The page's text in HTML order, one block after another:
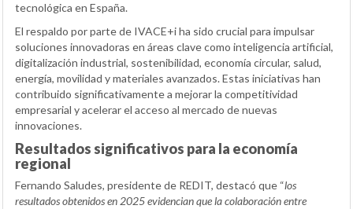
tecnológica en España.
El respaldo por parte de IVACE+i ha sido crucial para impulsar
soluciones innovadoras en áreas clave como inteligencia artificial,
digitalización industrial, sostenibilidad, economía circular, salud,
energía, movilidad y materiales avanzados. Estas iniciativas han
contribuido significativamente a mejorar la competitividad
empresarial y acelerar el acceso al mercado de nuevas
innovaciones.
Resultados significativos para la economía
regional
Fernando Saludes, presidente de REDIT, destacó que “los
resultados obtenidos en 2025 evidencian que la colaboración entre